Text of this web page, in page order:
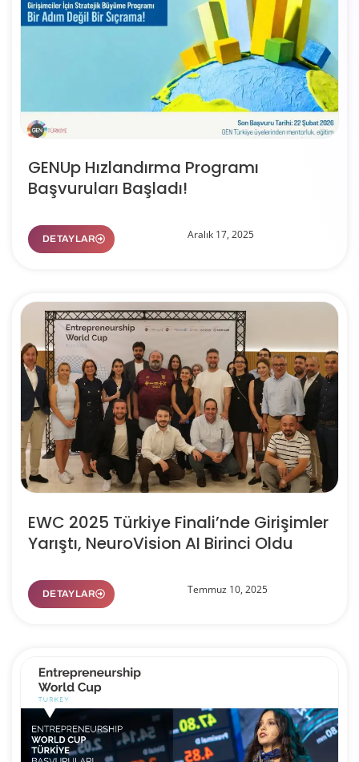
GENUp Hızlandırma Programı
Başvuruları Başladı!
DETAYLAR Aralık 17, 2025
EWC 2025 Türkiye Finali’nde Girişimler
Yarıştı, NeuroVision AI Birinci Oldu
DETAYLAR Temmuz 10, 2025